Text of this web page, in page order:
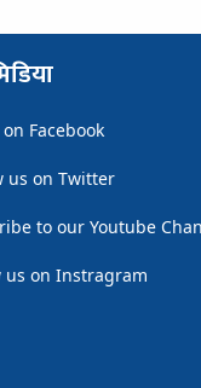
Facebook
us on Twitter
to our Youtube
us on Instragram